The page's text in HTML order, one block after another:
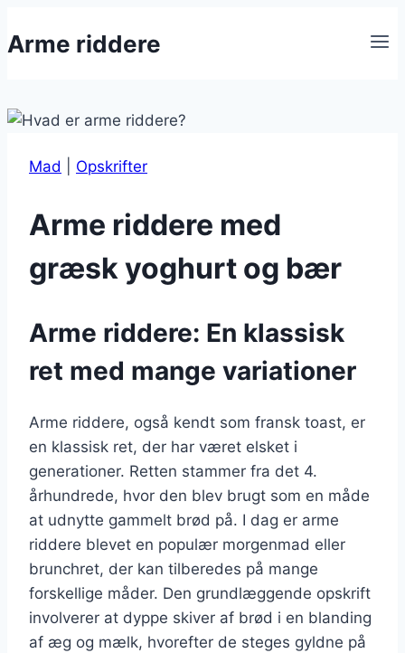
til
Arme riddere
Mad Opskrifter
Arme riddere med
græsk yoghurt og bær
Arme riddere: En klassisk
ret med mange variationer
Arme riddere, også kendt som fransk toast, er
en klassisk ret, der har været elsket i
generationer. Retten stammer fra det 4.
århundrede, hvor den blev brugt som en måde
at udnytte gammelt brød på. I dag er arme
riddere blevet en populær morgenmad eller
brunchret, der kan tilberedes på mange
forskellige måder. Den grundlæggende opskrift
involverer at dyppe skiver af brød i en blanding
af æg og mælk, hvorefter de steges gyldne på